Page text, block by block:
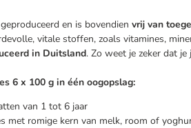
en is bovendien vrij van
vitale stoffen, zoals vitamines,
in Duitsland. Zo weet je zeker dat
6 x 100 g in één oogopslag:
van 1 tot 6 jaar
met romige kern van melk, room of